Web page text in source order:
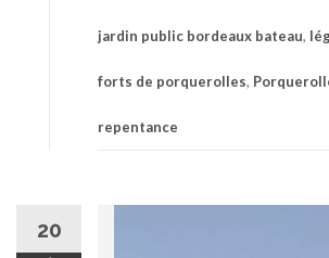
jardin public bordeaux bateau,
forts de porquerolles,
repentance
20